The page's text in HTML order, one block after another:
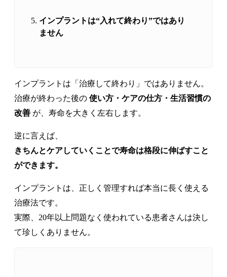
インプラントは“入れて終わり”ではあり
ません
インプラントは「治療して終わり」ではありません。
治療が終わった後の 使い方・ケアの仕方・生活習慣の
改善 が、寿命を大きく左右します。
逆に言えば、
きちんとケアしていくことで寿命は格段に伸ばすこと
ができます。
インプラントは、正しく管理すれば本当に長く使える
治療法です。
実際、20年以上問題なく使われている患者さんは決し
て珍しくありません。